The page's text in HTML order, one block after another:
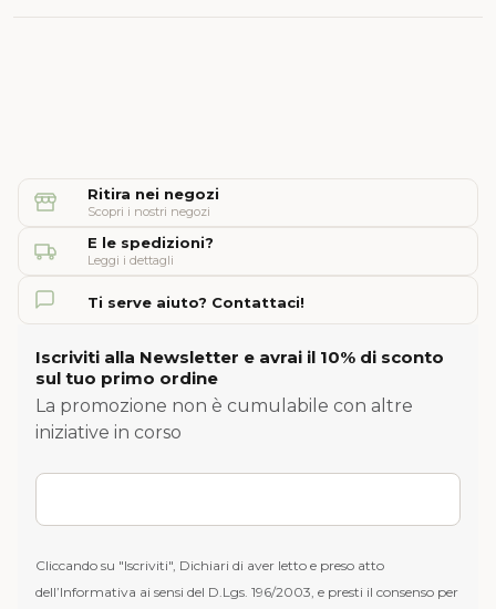
Ritira nei negozi
Scopri i nostri negozi
E le spedizioni?
Leggi i dettagli
Ti serve aiuto? Contattaci!
Iscriviti alla Newsletter e avrai il 10% di sconto
sul tuo primo ordine
La promozione non è cumulabile con altre
iniziative in corso
Cliccando su "Iscriviti", Dichiari di aver letto e preso atto
dell’Informativa ai sensi del D.Lgs. 196/2003, e presti il consenso per